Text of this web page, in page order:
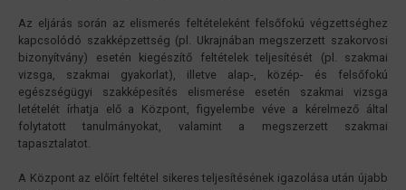
Az eljárás során az elismerés feltételeként felsőfokú végzettséghez
kapcsolódó szakképzettség (pl. Ukrajnában megszerzett szakorvosi
bizonyítvány) esetén kiegészítő feltételek teljesítését (pl. szakmai
vizsga, szakmai gyakorlat), illetve alap-, közép- és felsőfokú
egészségügyi szakképesítés elismerése esetén szakmai vizsga
letételét írhatja elő a Központ, figyelembe véve a kérelmező által
folytatott tanulmányokat, valamint a megszerzett szakmai
tapasztalatot.
A Központ az előírt feltétel sikeres teljesítésének igazolása után újabb